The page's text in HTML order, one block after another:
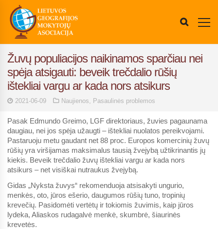
Žuvų populiacijos naikinamos sparčiau nei
spėja atsigauti: beveik trečdalio rūšių
ištekliai vargu ar kada nors atsikurs
2021-06-09 Naujienos, Pasaulinės problemos
Pasak Edmundo Greimo, LGF direktoriaus, žuvies pagaunama
daugiau, nei jos spėja užaugti – ištekliai nuolatos pereikvojami.
Pastaruoju metu gaudant net 88 proc. Europos komercinių žuvų
rūšių yra viršijamas maksimalus tausią žvejybą užtikrinantis jų
kiekis. Beveik trečdalio žuvų ištekliai vargu ar kada nors
atsikurs – net visiškai nutraukus žvejybą.
Gidas „Nyksta žuvys“ rekomenduoja atsisakyti ungurio,
menkės, oto, jūros ešerio, daugumos rūšių tuno, tropinių
krevečių. Pasidomėti vertėtų ir tokiomis žuvimis, kaip jūros
lydeka, Aliaskos rudagalvė menkė, skumbrė, šiaurinės
krevetės.